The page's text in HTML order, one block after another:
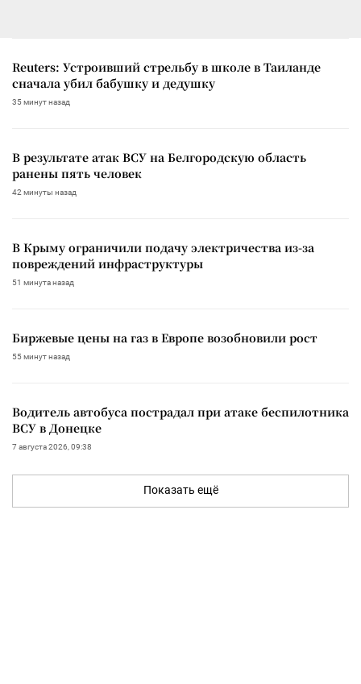
Reuters: Устроивший стрельбу в школе в Таиланде
сначала убил бабушку и дедушку
35 минут назад
В результате атак ВСУ на Белгородскую область
ранены пять человек
42 минуты назад
В Крыму ограничили подачу электричества из-за
повреждений инфраструктуры
51 минута назад
Биржевые цены на газ в Европе возобновили рост
55 минут назад
Водитель автобуса пострадал при атаке беспилотника
ВСУ в Донецке
7 августа 2026, 09:38
Показать ещё